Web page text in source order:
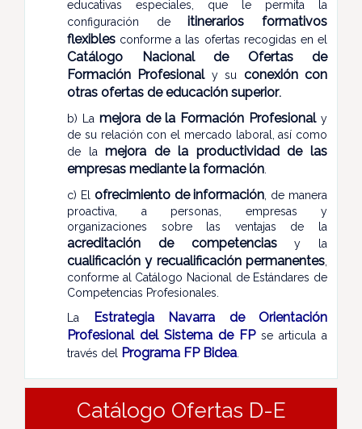
educativas especiales, que le permita la
configuración de
itinerarios formativos
flexibles conforme a las ofertas recogidas en el
Catálogo Nacional de Ofertas de
Formación Profesionaly su conexión con
otras ofertas de educación superior.
b) La mejora de la Formación Profesionaly
de su relación con el mercado laboral, así como
de lamejora de la productividad de las
empresas mediante la formación
c) El ofrecimiento de información , de manera
proactiva, a personas, empresas y
organizaciones sobre las ventajas de la
acreditación de competenciasy la
cualificación y recualificación permanentes
conforme al Catálogo Nacional de Estándares de
Competencias Profesionales.
La
Estrategia Navarra de Orientación
Profesional del Sistema de FPse articula a
través del
Programa FP Bidea
Catálogo Ofertas D-E